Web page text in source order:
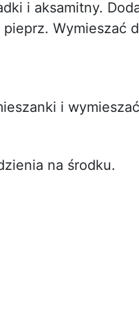
i aksamitny.
Wymieszać
i
na środku.